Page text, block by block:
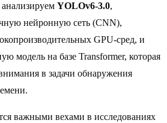
YOLOv6-3.0,
нейронную сеть (CNN),
GPU-сред, и
модель на базе Transformer, которая
в задачи обнаружения
важными вехами в исследованиях